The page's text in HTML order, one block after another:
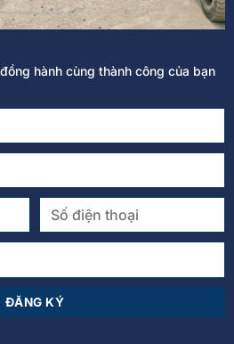
hành cùng thành công của bạn